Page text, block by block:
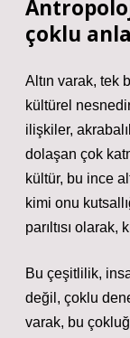
çoklu
Altın varak, tek
kültürel
ilişkiler,
dolaşan çok
kültür, bu ince
kimi onu
parıltısı
Bu çeşitlilik,
değil, çoklu
varak, bu